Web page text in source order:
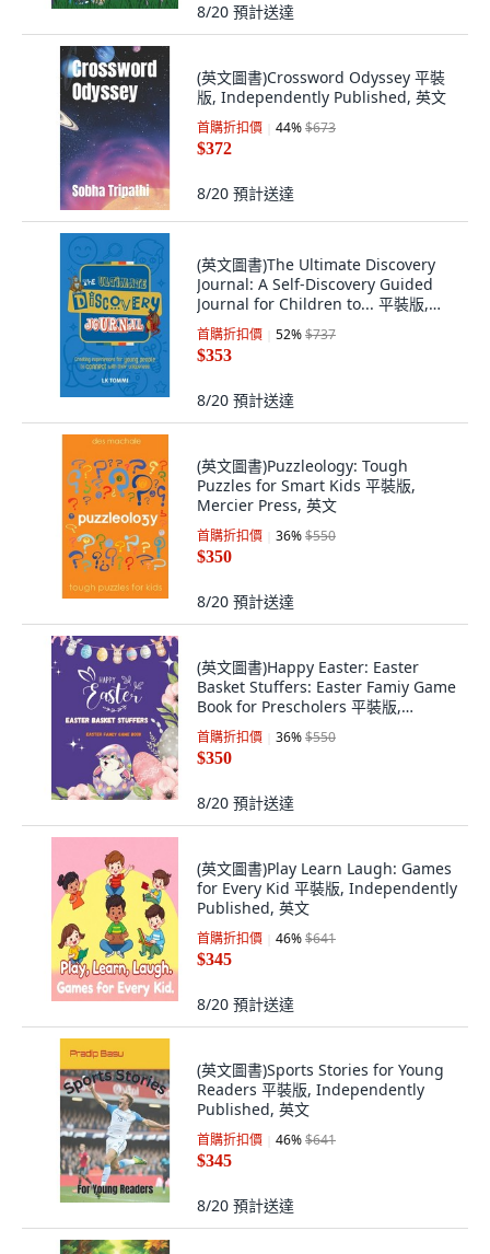
8/20 預計送達
(英文圖書)Crossword Odyssey 平裝
版, Independently Published, 英文
首購折扣價 44%$673
$372
8/20 預計送達
(英文圖書)The Ultimate Discovery
Journal: A Self-Discovery Guided
Journal for Children to... 平裝版,
Turtle Publishing, 英文
首購折扣價 52%$737
$353
8/20 預計送達
(英文圖書)Puzzleology: Tough
Puzzles for Smart Kids 平裝版,
Mercier Press, 英文
首購折扣價 36%$550
$350
8/20 預計送達
(英文圖書)Happy Easter: Easter
Basket Stuffers: Easter Famiy Game
Book for Prescholers 平裝版,
Independently Published, 英文
首購折扣價 36%$550
$350
8/20 預計送達
(英文圖書)Play Learn Laugh: Games
for Every Kid 平裝版, Independently
Published, 英文
首購折扣價 46%$641
$345
8/20 預計送達
(英文圖書)Sports Stories for Young
Readers 平裝版, Independently
Published, 英文
首購折扣價 46%$641
$345
8/20 預計送達